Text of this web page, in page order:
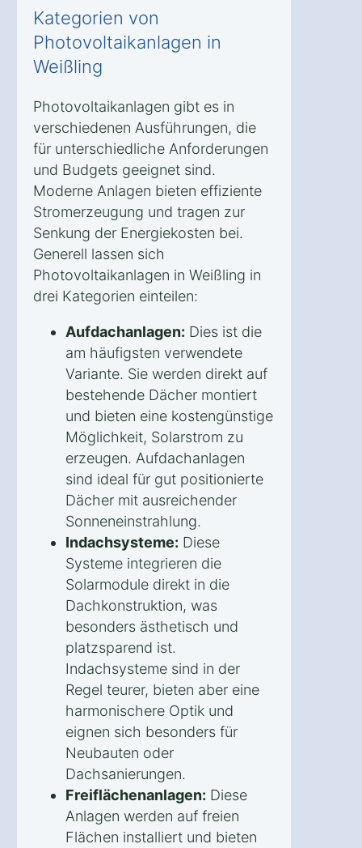
Kategorien von
Photovoltaikanlagen in
Weißling
Photovoltaikanlagen gibt es in
verschiedenen Ausführungen, die
für unterschiedliche Anforderungen
und Budgets geeignet sind.
Moderne Anlagen bieten effiziente
Stromerzeugung und tragen zur
Senkung der Energiekosten bei.
Generell lassen sich
Photovoltaikanlagen in Weißling in
drei Kategorien einteilen:
Aufdachanlagen: Dies ist die
am häufigsten verwendete
Variante. Sie werden direkt auf
bestehende Dächer montiert
und bieten eine kostengünstige
Möglichkeit, Solarstrom zu
erzeugen. Aufdachanlagen
sind ideal für gut positionierte
Dächer mit ausreichender
Sonneneinstrahlung.
Indachsysteme: Diese
Systeme integrieren die
Solarmodule direkt in die
Dachkonstruktion, was
besonders ästhetisch und
platzsparend ist.
Indachsysteme sind in der
Regel teurer, bieten aber eine
harmonischere Optik und
eignen sich besonders für
Neubauten oder
Dachsanierungen.
Freiflächenanlagen: Diese
Anlagen werden auf freien
Flächen installiert und bieten